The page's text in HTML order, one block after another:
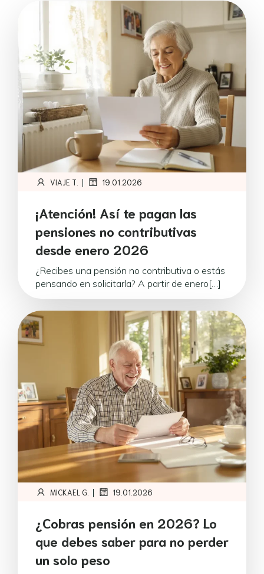
VIAJE T. | 19.01.2026
¡Atención! Así te pagan las
pensiones no contributivas
desde enero 2026
¿Recibes una pensión no contributiva o estás
pensando en solicitarla? A partir de enero[…]
MICKAEL G. | 19.01.2026
¿Cobras pensión en 2026? Lo
que debes saber para no perder
un solo peso